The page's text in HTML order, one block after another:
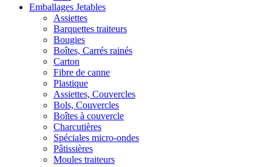
Emballages Jetables
Assiettes
Barquettes traiteurs
Bougies
Boîtes, Carrés rainés
Carton
Fibre de canne
Plastique
Assiettes, Couvercles
Bols, Couvercles
Boîtes à couvercle
Charcutières
Spéciales micro-ondes
Pâtissières
Moules traiteurs